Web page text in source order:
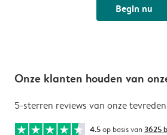
Begin nu
Onze klanten houden van
5-sterren reviews van onze
4.5op basis van 3625